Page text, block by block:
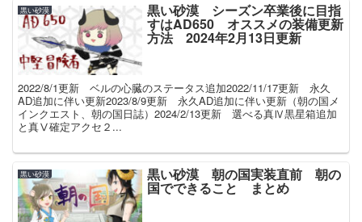
黒い砂漠 黒い砂漠 シーズン卒業後に目指
すはAD650 オススメの装備更新
方法 2024年2月13日更新
2022/8/1更新 ベルの心臓のステータス追加2022/11/17更新 永久
AD追加に伴い更新2023/8/9更新 永久AD追加に伴い更新（朝の国メ
インクエスト、朝の国日誌）2024/2/13更新 選べる真Ⅳ黒星箱追加
と真Ⅴ確定アクセ２...
黒い砂漠 黒い砂漠 朝の国実装直前 朝の
国でできること まとめ